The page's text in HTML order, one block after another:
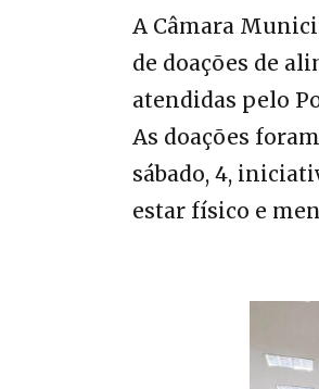
A Câmara
de doações de
atendidas pelo
As doações
sábado, 4,
estar físico e